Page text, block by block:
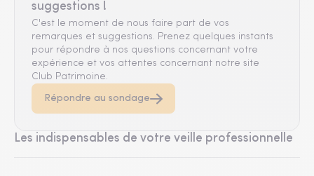
suggestions !
C'est le moment de nous faire part de vos
remarques et suggestions. Prenez quelques instants
pour répondre à nos questions concernant votre
expérience et vos attentes concernant notre site
Club Patrimoine.
Répondre au sondage
Les indispensables de votre veille professionnelle